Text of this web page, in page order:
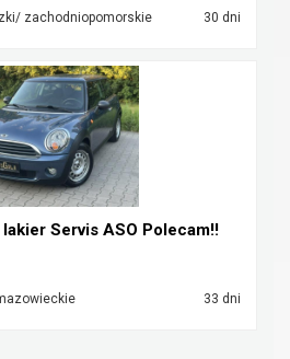
zachodniopomorskie 30 dni
Servis ASO Polecam!!
33 dni